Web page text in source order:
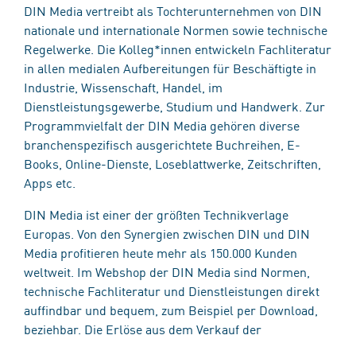
DIN Media vertreibt als Tochterunternehmen von DIN
nationale und internationale Normen sowie technische
Regelwerke. Die Kolleg*innen entwickeln Fachliteratur
in allen medialen Aufbereitungen für Beschäftigte in
Industrie, Wissenschaft, Handel, im
Dienstleistungsgewerbe, Studium und Handwerk. Zur
Programmvielfalt der DIN Media gehören diverse
branchenspezifisch ausgerichtete Buchreihen, E-
Books, Online-Dienste, Loseblattwerke, Zeitschriften,
Apps etc.
DIN Media ist einer der größten Technikverlage
Europas. Von den Synergien zwischen DIN und DIN
Media profitieren heute mehr als 150.000 Kunden
weltweit. Im Webshop der DIN Media sind Normen,
technische Fachliteratur und Dienstleistungen direkt
auffindbar und bequem, zum Beispiel per Download,
beziehbar. Die Erlöse aus dem Verkauf der